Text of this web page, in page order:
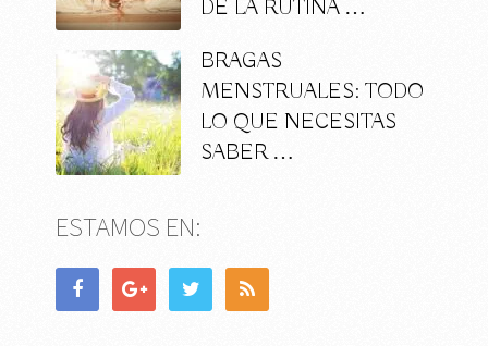
DE LA RUTINA …
BRAGAS
MENSTRUALES: TODO
LO QUE NECESITAS
SABER …
ESTAMOS EN: